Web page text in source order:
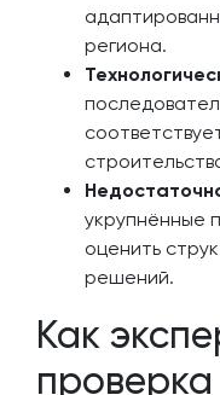
региона.
укрупнённые
оценить
решений.
Как